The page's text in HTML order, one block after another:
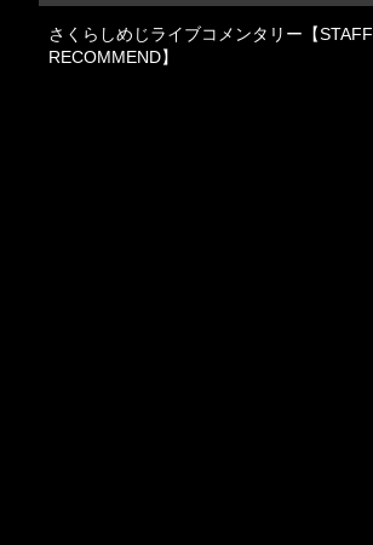
さくらしめじライブコメンタリー【STAFF
RECOMMEND】